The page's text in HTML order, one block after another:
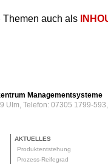
Themen auch als
Managementsysteme
Ulm, Telefon: 07305 1799-
AKTUELLES
Produktentstehung
Prozess-Reifegrad